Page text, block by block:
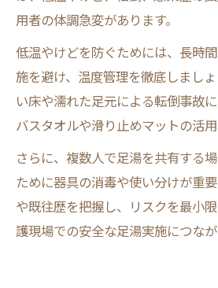
用者の体調急変があります。
低温やけどを防ぐためには、長時
施を避け、温度管理を徹底しまし
い床や濡れた足元による転倒事故に
バスタオルや滑り止めマットの活用
さらに、複数人で足湯を共有する
ために器具の消毒や使い分けが重
や既往歴を把握し、リスクを最小
護現場での安全な足湯実施につなが